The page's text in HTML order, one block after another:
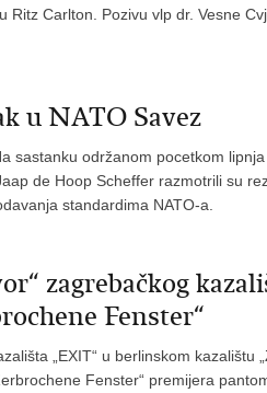
Carlton. Pozivu vlp dr. Vesne
u NATO Savez
sastanku održanom pocetkom
de Hoop Scheffer razmotrili su
standardima NATO-a.
zagrebačkog
Fenster“
„EXIT“ u berlinskom kazalištu
Fenster“ premijera